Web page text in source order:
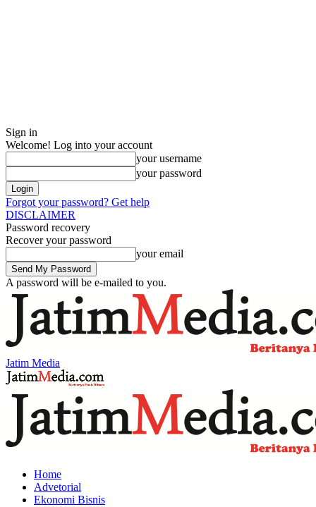
Sign in
Welcome! Log into your account
your username
your password
Forgot your password? Get help
DISCLAIMER
Password recovery
Recover your password
your email
A password will be e-mailed to you.
Jatim Media
Home
Advetorial
Ekonomi Bisnis